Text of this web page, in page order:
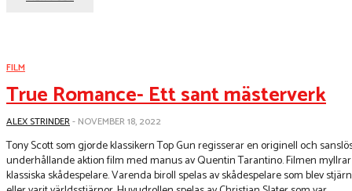
FILM
True Romance- Ett sant mästerverk
ALEX STRINDER- NOVEMBER 18, 2022
Tony Scott som gjorde klassikern Top Gun regisserar en originell och
underhållande aktion film med manus av Quentin Tarantino. Filmen
klassiska skådespelare. Varenda biroll spelas av skådespelare som blev